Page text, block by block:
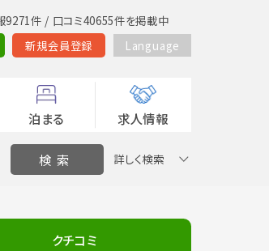
9271件 / 口コミ40655件を掲載中
新規会員登録 Language
泊まる 求人情報
詳しく検索
クチコミ